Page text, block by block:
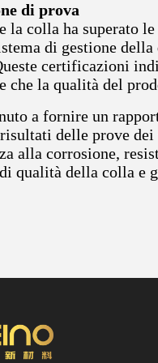
di prova
la colla ha superato
di gestione
certificazioni
che la qualità del
a fornire un
delle prove
alla corrosione,
della colla e